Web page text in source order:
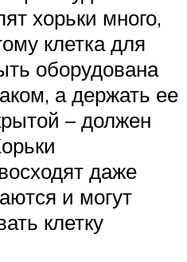
хорьки много,
клетка для
оборудована
а держать ее
– должен
даже
и могут
клетку